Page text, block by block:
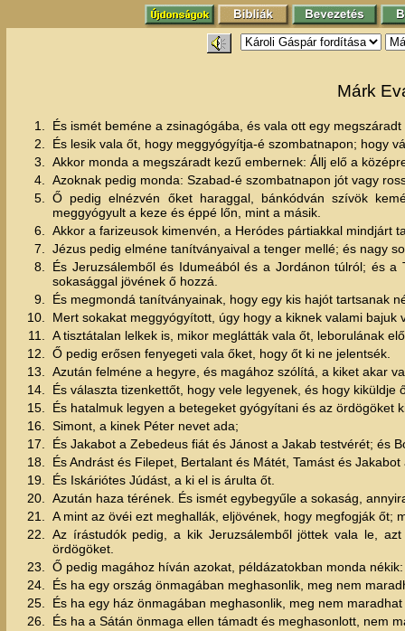
Márk
1.
És ismét beméne a zsinagógába, és vala ott egy megszáradt
2.
És lesik vala őt, hogy meggyógyítja-é szombatnapon; hogy
3.
Akkor monda a megszáradt kezű embernek: Állj elő a
4.
Azoknak pedig monda: Szabad-é szombatnapon jót vagy
5.
Ő pedig elnézvén őket haraggal, bánkódván szívök
meggyógyult a keze és éppé lőn, mint a másik.
6.
Akkor a farizeusok kimenvén, a Heródes pártiakkal mindjárt
7.
Jézus pedig elméne tanítványaival a tenger mellé; és nagy
8.
És Jeruzsálemből és Idumeából és a Jordánon túlról; és
sokasággal jövének ő hozzá.
9.
És megmondá tanítványainak, hogy egy kis hajót tartsanak
10.
Mert sokakat meggyógyított, úgy hogy a kiknek valami bajuk
11.
A tisztátalan lelkek is, mikor meglátták vala őt, leborulának
12.
Ő pedig erősen fenyegeti vala őket, hogy őt ki ne jelentsék.
13.
Azután felméne a hegyre, és magához szólítá, a kiket akar
14.
És választa tizenkettőt, hogy vele legyenek, és hogy kiküldje
15.
És hatalmuk legyen a betegeket gyógyítani és az ördögöket
16.
Simont, a kinek Péter nevet ada;
17.
És Jakabot a Zebedeus fiát és Jánost a Jakab testvérét; és
18.
És Andrást és Filepet, Bertalant és Mátét, Tamást és
19.
És Iskáriótes Júdást, a ki el is árulta őt.
20.
Azután haza térének. És ismét egybegyűle a sokaság,
21.
A mint az övéi ezt meghallák, eljövének, hogy megfogják őt;
22.
Az írástudók pedig, a kik Jeruzsálemből jöttek vala le,
ördögöket.
23.
Ő pedig magához híván azokat, példázatokban monda
24.
És ha egy ország önmagában meghasonlik, meg nem
25.
És ha egy ház önmagában meghasonlik, meg nem
26.
És ha a Sátán önmaga ellen támadt és meghasonlott, nem